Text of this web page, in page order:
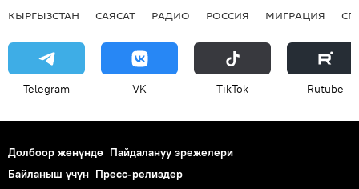
КЫРГЫЗСТАН САЯСАТ РАДИО РОССИЯ МИГРАЦИЯ
Telegram VK ТikТоk Rutube
Долбоор жөнүндө Пайдалануу эрежелери
Байланыш үчүн Пресс-релиздер